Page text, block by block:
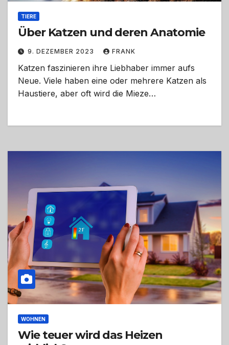
TIERE
Über Katzen und deren Anatomie
9. DEZEMBER 2023 FRANK
Katzen faszinieren ihre Liebhaber immer aufs
Neue. Viele haben eine oder mehrere Katzen als
Haustiere, aber oft wird die Mieze…
WOHNEN
Wie teuer wird das Heizen